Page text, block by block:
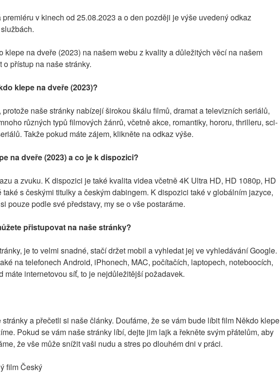
v kinech od 25.08.2023 a o den později je výše uvedený odkaz
klepe na dveře (2023) na našem webu z kvality a důležitých věcí na našem
přístup na naše stránky.
klepe na dveře (2023)?
naše stránky nabízejí širokou škálu filmů, dramat a televizních seriálů,
různých typů filmových žánrů, včetně akce, romantiky, hororu, thrilleru, sci-
Takže pokud máte zájem, klikněte na odkaz výše.
na dveře (2023) a co je k dispozici?
a zvuku. K dispozici je také kvalita videa včetně 4K Ultra HD, HD 1080p, HD
s českými titulky a českým dabingem. K dispozici také v globálním jazyce,
pouze podle své představy, my se o vše postaráme.
přistupovat na naše stránky?
je to velmi snadné, stačí držet mobil a vyhledat jej ve vyhledávání Google.
na telefonech Android, iPhonech, MAC, počítačích, laptopech, noteboocích,
máte internetovou síť, to je nejdůležitější požadavek.
a přečetli si naše články. Doufáme, že se vám bude líbit film Někdo klepe
Pokud se vám naše stránky líbí, dejte jim lajk a řekněte svým přátelům, aby
že vše může snížit vaši nudu a stres po dlouhém dni v práci.
film Český